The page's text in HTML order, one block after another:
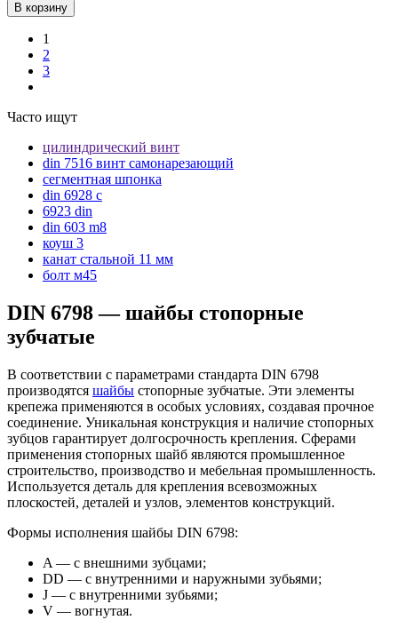
В корзину
1
2
3
Часто ищут
цилиндрический винт
din 7516 винт самонарезающий
сегментная шпонка
din 6928 c
6923 din
din 603 m8
коуш 3
канат стальной 11 мм
болт м45
DIN 6798 — шайбы стопорные
зубчатые
В соответствии с параметрами стандарта DIN 6798
производятся шайбы стопорные зубчатые. Эти элементы
крепежа применяются в особых условиях, создавая прочное
соединение. Уникальная конструкция и наличие стопорных
зубцов гарантирует долгосрочность крепления. Сферами
применения стопорных шайб являются промышленное
строительство, производство и мебельная промышленность.
Используется деталь для крепления всевозможных
плоскостей, деталей и узлов, элементов конструкций.
Формы исполнения шайбы DIN 6798:
A — с внешними зубцами;
DD — с внутренними и наружными зубьями;
J — с внутренними зубьями;
V — вогнутая.